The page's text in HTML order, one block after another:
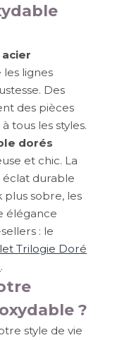
les lignes
Des
des pièces
tous les styles.
dorés
et chic. La
éclat durable
plus sobre, les
élégance
: le
Trilogie Doré
.
?
style de vie